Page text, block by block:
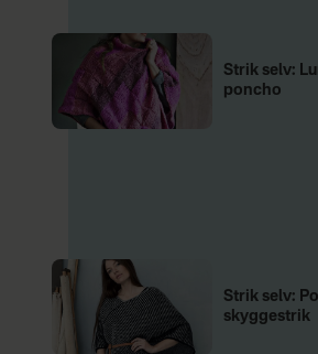
Strik selv:
poncho
Strik selv:
skyggestrik